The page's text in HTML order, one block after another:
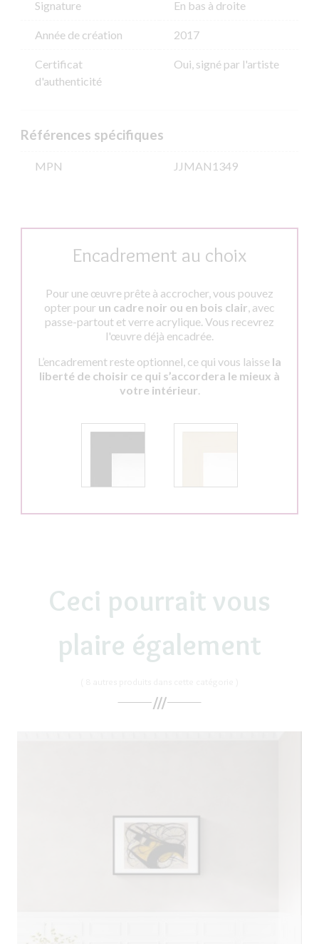
Signature En bas à droite
Année de création 2017
Certificat
d'authenticité
Oui, signé par l'artiste
Références spécifiques
MPN JJMAN1349
Encadrement au choix
Pour une œuvre prête à accrocher, vous pouvez
opter pour un cadre noir ou en bois clair, avec
passe-partout et verre acrylique. Vous recevrez
l'œuvre déjà encadrée.
L’encadrement reste optionnel, ce qui vous laisse la
liberté de choisir ce qui s’accordera le mieux à
votre intérieur.
Ceci pourrait vous
plaire également